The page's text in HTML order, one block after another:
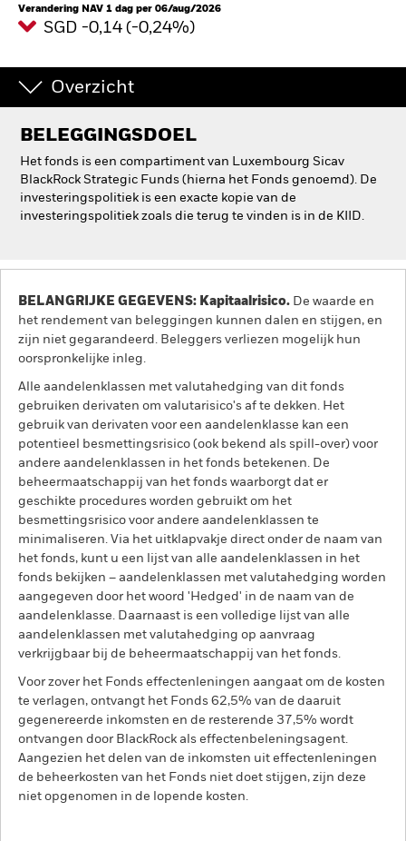
Verandering NAV 1 dag per 06/aug/2026
SGD -0,14 (-0,24%)
Overzicht
BELEGGINGSDOEL
Het fonds is een compartiment van Luxembourg Sicav
BlackRock Strategic Funds (hierna het Fonds genoemd). De
investeringspolitiek is een exacte kopie van de
investeringspolitiek zoals die terug te vinden is in de KIID.
BELANGRIJKE GEGEVENS: Kapitaalrisico. De waarde en
het rendement van beleggingen kunnen dalen en stijgen, en
zijn niet gegarandeerd. Beleggers verliezen mogelijk hun
oorspronkelijke inleg.
Alle aandelenklassen met valutahedging van dit fonds
gebruiken derivaten om valutarisico's af te dekken. Het
gebruik van derivaten voor een aandelenklasse kan een
potentieel besmettingsrisico (ook bekend als spill-over) voor
andere aandelenklassen in het fonds betekenen. De
beheermaatschappij van het fonds waarborgt dat er
geschikte procedures worden gebruikt om het
besmettingsrisico voor andere aandelenklassen te
minimaliseren. Via het uitklapvakje direct onder de naam van
het fonds, kunt u een lijst van alle aandelenklassen in het
fonds bekijken – aandelenklassen met valutahedging worden
aangegeven door het woord 'Hedged' in de naam van de
aandelenklasse. Daarnaast is een volledige lijst van alle
aandelenklassen met valutahedging op aanvraag
verkrijgbaar bij de beheermaatschappij van het fonds.
Voor zover het Fonds effectenleningen aangaat om de kosten
te verlagen, ontvangt het Fonds 62,5% van de daaruit
gegenereerde inkomsten en de resterende 37,5% wordt
ontvangen door BlackRock als effectenbeleningsagent.
Aangezien het delen van de inkomsten uit effectenleningen
de beheerkosten van het Fonds niet doet stijgen, zijn deze
niet opgenomen in de lopende kosten.